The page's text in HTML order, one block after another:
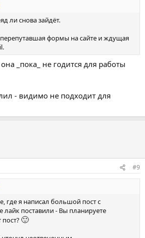
ли снова зайдёт.
формы на сайте и ждущая
_пока_ не годится для работы
- видимо не подходит для
#9
где я написал большой пост с
поставили - Вы планируете
пост? 🙂